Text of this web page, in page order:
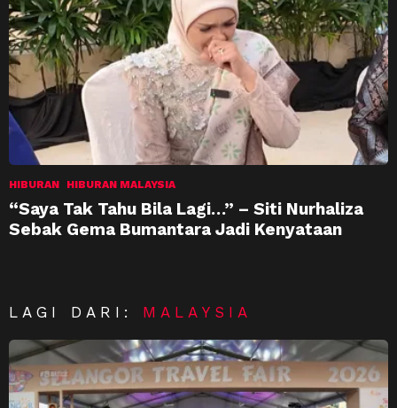
HIBURAN HIBURAN MALAYSIA
“Saya Tak Tahu Bila Lagi…” – Siti Nurhaliza
Sebak Gema Bumantara Jadi Kenyataan
LAGI DARI: MALAYSIA